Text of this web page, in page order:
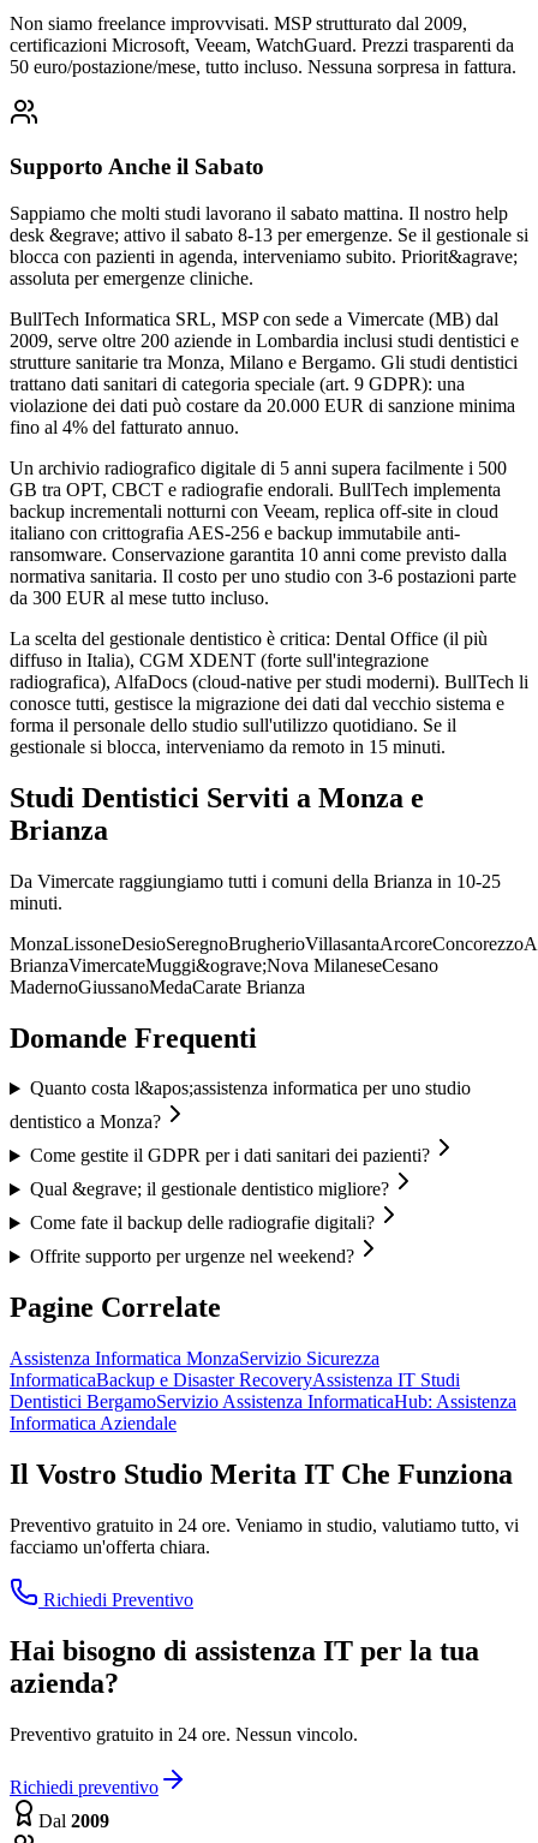
Non siamo freelance improvvisati. MSP strutturato dal 2009,
certificazioni Microsoft, Veeam, WatchGuard. Prezzi trasparenti da
50 euro/postazione/mese, tutto incluso. Nessuna sorpresa in fattura.
Supporto Anche il Sabato
Sappiamo che molti studi lavorano il sabato mattina. Il nostro help
desk &egrave; attivo il sabato 8-13 per emergenze. Se il gestionale si
blocca con pazienti in agenda, interveniamo subito. Priorit&agrave;
assoluta per emergenze cliniche.
BullTech Informatica SRL, MSP con sede a Vimercate (MB) dal
2009, serve oltre 200 aziende in Lombardia inclusi studi dentistici e
strutture sanitarie tra Monza, Milano e Bergamo. Gli studi dentistici
trattano dati sanitari di categoria speciale (art. 9 GDPR): una
violazione dei dati può costare da 20.000 EUR di sanzione minima
fino al 4% del fatturato annuo.
Un archivio radiografico digitale di 5 anni supera facilmente i 500
GB tra OPT, CBCT e radiografie endorali. BullTech implementa
backup incrementali notturni con Veeam, replica off-site in cloud
italiano con crittografia AES-256 e backup immutabile anti-
ransomware. Conservazione garantita 10 anni come previsto dalla
normativa sanitaria. Il costo per uno studio con 3-6 postazioni parte
da 300 EUR al mese tutto incluso.
La scelta del gestionale dentistico è critica: Dental Office (il più
diffuso in Italia), CGM XDENT (forte sull'integrazione
radiografica), AlfaDocs (cloud-native per studi moderni). BullTech li
conosce tutti, gestisce la migrazione dei dati dal vecchio sistema e
forma il personale dello studio sull'utilizzo quotidiano. Se il
gestionale si blocca, interveniamo da remoto in 15 minuti.
Studi Dentistici Serviti a Monza e
Brianza
Da Vimercate raggiungiamo tutti i comuni della Brianza in 10-25
minuti.
MonzaLissoneDesioSeregnoBrugherioVillasantaArcoreConcorezzo
BrianzaVimercateMuggi&ograve;Nova MilaneseCesano
MadernoGiussanoMedaCarate Brianza
Domande Frequenti
Quanto costa l&apos;assistenza informatica per uno studio
dentistico a Monza?
Come gestite il GDPR per i dati sanitari dei pazienti?
Qual &egrave; il gestionale dentistico migliore?
Come fate il backup delle radiografie digitali?
Offrite supporto per urgenze nel weekend?
Pagine Correlate
Assistenza Informatica MonzaServizio Sicurezza
InformaticaBackup e Disaster RecoveryAssistenza IT Studi
Dentistici BergamoServizio Assistenza InformaticaHub: Assistenza
Informatica Aziendale
Il Vostro Studio Merita IT Che Funziona
Preventivo gratuito in 24 ore. Veniamo in studio, valutiamo tutto, vi
facciamo un'offerta chiara.
Richiedi Preventivo
Hai bisogno di assistenza IT per la tua
azienda?
Preventivo gratuito in 24 ore. Nessun vincolo.
Richiedi preventivo
Dal 2009